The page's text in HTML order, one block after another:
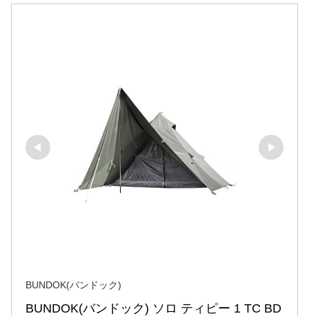
BUNDOK(バンドック)
BUNDOK(バンドック) ソロ ティピー 1 TC BD